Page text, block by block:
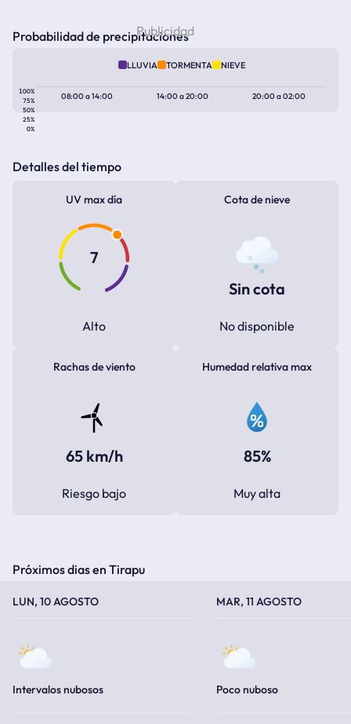
Probabilidad de precipitaciones
LLUVIA TORMENTA NIEVE
100%
75%
50%
25%
0%
08:00a14:00 14:00a20:00 20:00a02:00
Detalles del tiempo
UV max día
7
Alto
Cota de nieve
Sin cota
No disponible
Rachas de viento
65 km/h
Riesgo bajo
Humedad relativa max
85%
Muy alta
Próximos dias en Tirapu
LUN, 10 AGOSTO
Intervalos nubosos
MAR, 11 AGOSTO
Poco nuboso